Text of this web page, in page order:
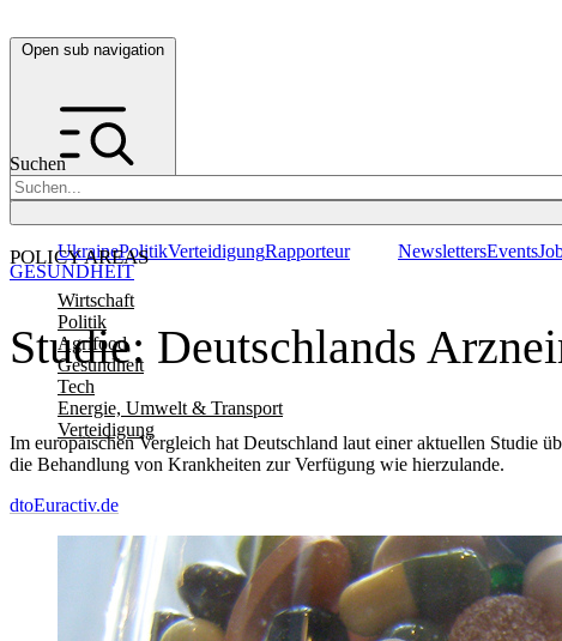
Open sub navigation
Suchen
POLICY AREAS
Wirtschaft
Politik
Agrifood
Gesundheit
Tech
Energie, Umwelt & Transport
Verteidigung
UkrainePolitikVerteidigungRapporteur NewslettersEvents
Studie: Deutschlands
Im europäischen Vergleich hat Deutschland laut einer aktuellen Studie
die Behandlung von Krankheiten zur Verfügung wie hierzulande.
GESUNDHEIT
dtoEuractiv.de